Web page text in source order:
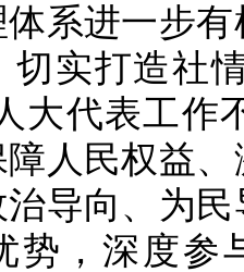
体系进一步
切实打造社
大代表工作
障人民权益
导向、为
势，深度参